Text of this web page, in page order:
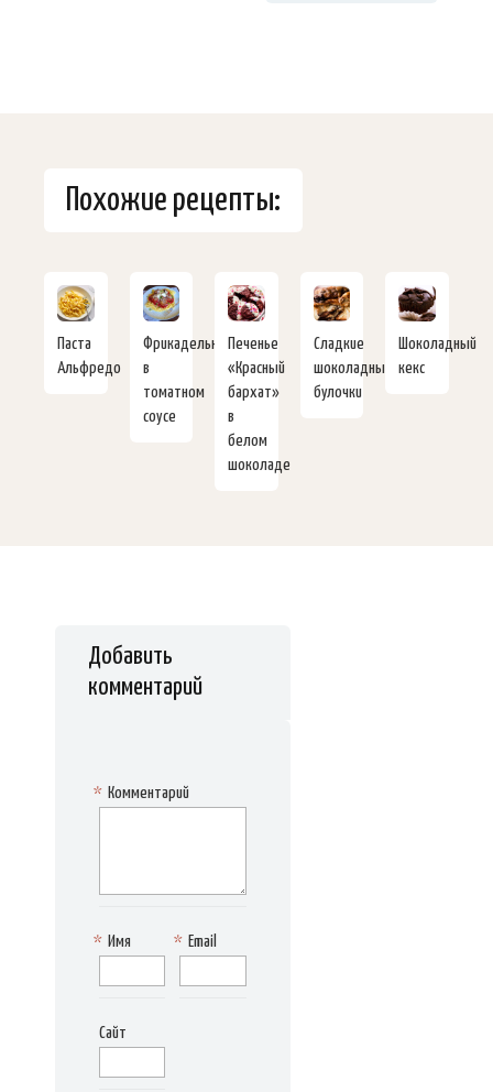
Похожие рецепты:
Паста
Альфредо
Фрикадельки
в
томатном
соусе
Печенье
«Красный
бархат»
в
белом
шоколаде
Сладкие
шоколадные
булочки
Шоколадный
кекс
Добавить
комментарий
Комментарий
*
Имя
* Email
*
Сайт